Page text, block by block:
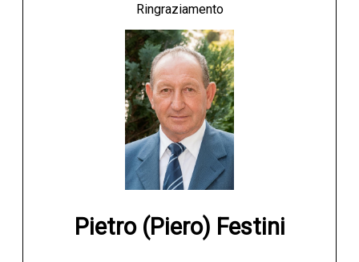
Ringraziamento
Pietro (Piero) Festini